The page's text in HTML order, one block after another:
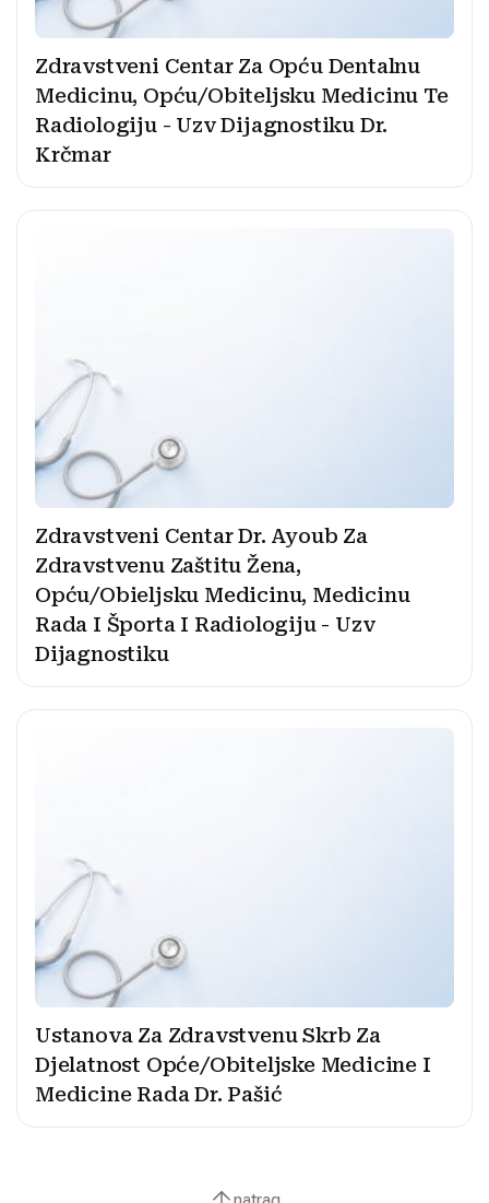
Zdravstveni Centar Za Opću Dentalnu
Medicinu, Opću/Obiteljsku Medicinu Te
Radiologiju - Uzv Dijagnostiku Dr.
Krčmar
Zdravstveni Centar Dr. Ayoub Za
Zdravstvenu Zaštitu Žena,
Opću/Obieljsku Medicinu, Medicinu
Rada I Športa I Radiologiju - Uzv
Dijagnostiku
Ustanova Za Zdravstvenu Skrb Za
Djelatnost Opće/Obiteljske Medicine I
Medicine Rada Dr. Pašić